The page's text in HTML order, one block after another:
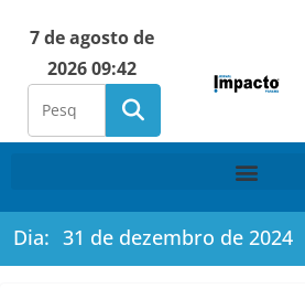
7 de agosto de
2026 09:42
Dia: 31 de dezembro de 2024